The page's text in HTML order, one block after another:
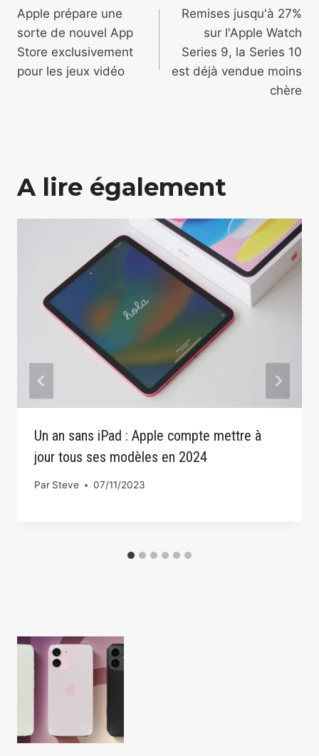
de
l’article
Apple prépare une
sorte de nouvel App
Store exclusivement
pour les jeux vidéo
Remises jusqu'à 27%
sur l'Apple Watch
Series 9, la Series 10
est déjà vendue moins
chère
A lire également
Un an sans iPad : Apple compte mettre à
jour tous ses modèles en 2024
Par Steve 07/11/2023